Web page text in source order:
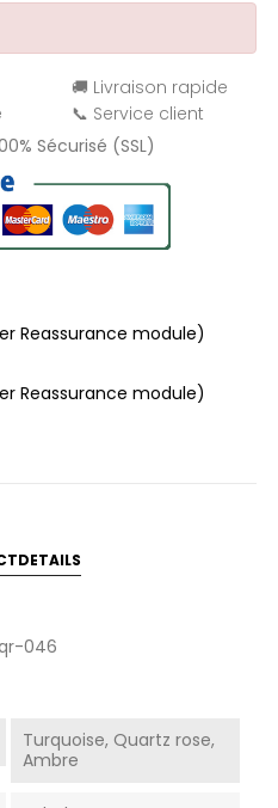
🚚 Livraison rapide
📞 Service client
Sécurisé (SSL)
Reassurance module)
Reassurance module)
046
Turquoise, Quartz rose,
Ambre